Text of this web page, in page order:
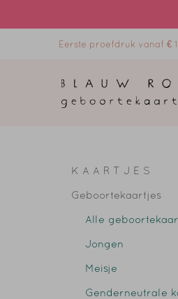
Eerste proefdruk vanaf €
K A A R T J E S
Geboortekaartjes
Alle
Jongen
Meisje
Genderneutrale